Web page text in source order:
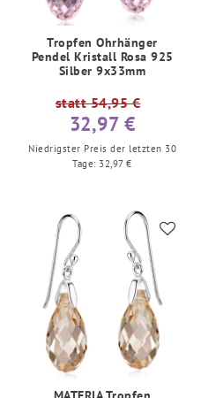
Tropfen Ohrhänger
Pendel Kristall Rosa 925
Silber 9x33mm
statt 54,95 €
32,97 €
Niedrigster Preis der letzten 30
Tage: 32,97 €